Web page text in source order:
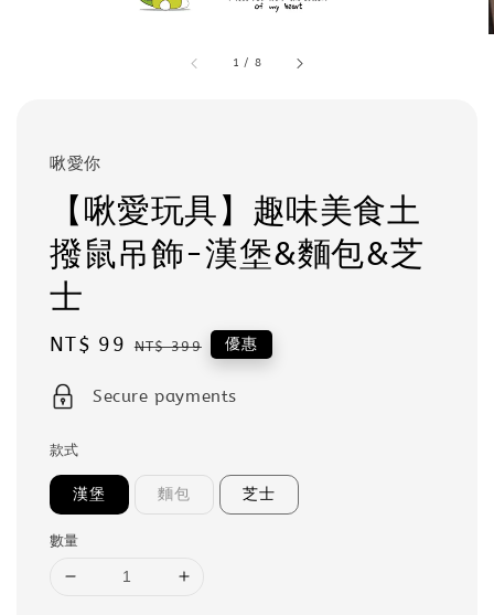
1 / 8
啾愛你
【啾愛玩具】趣味美食土
撥鼠吊飾-漢堡&麵包&芝
士
Sale
NT$ 99 Regular
NT$ 399 優惠
Secure payments
款式
漢堡 麵包 芝士
數量